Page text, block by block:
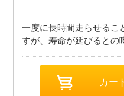
一度に長時間走らせるこ
すが、寿命が延びるとの